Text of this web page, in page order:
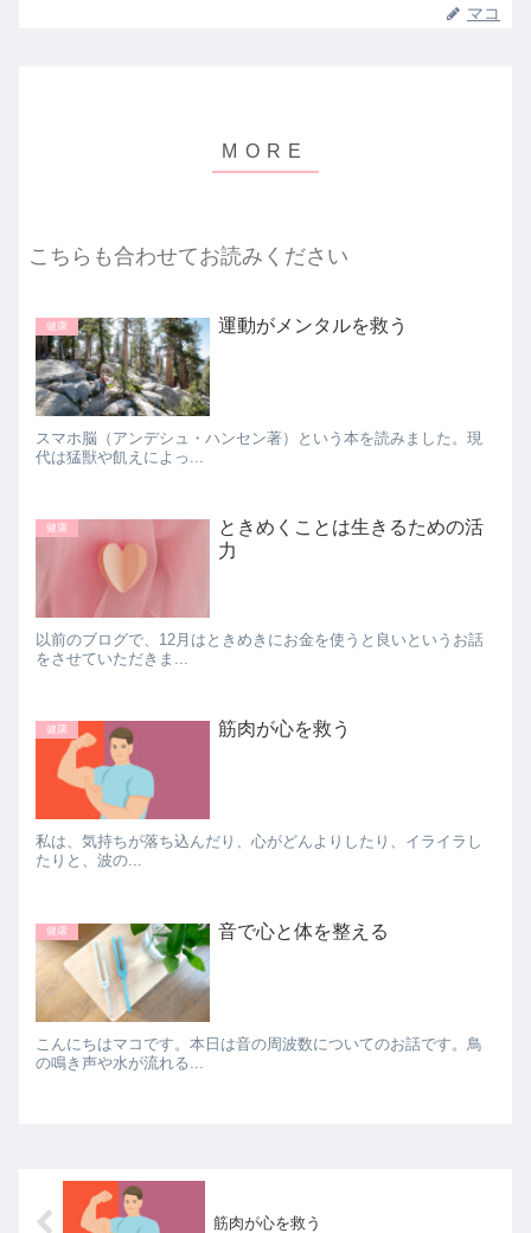
マコ
こちらも合わせてお読みください
健康 運動がメンタルを救う
スマホ脳（アンデシュ・ハンセン著）という本を読みました。現
代は猛獣や飢えによっ...
健康
ときめくことは生きるための活
力
以前のブログで、12月はときめきにお金を使うと良いというお話
をさせていただきま...
健康 筋肉が心を救う
私は、気持ちが落ち込んだり、心がどんよりしたり、イライラし
たりと、波の...
健康 音で心と体を整える
こんにちはマコです。本日は音の周波数についてのお話です。鳥
の鳴き声や水が流れる...
筋肉が心を救う